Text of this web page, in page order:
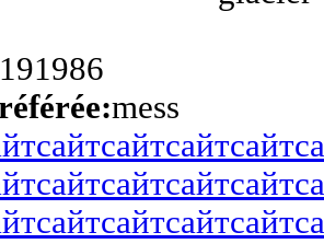
191986
mess
сайтсайтсайтсайт
сайтсайтсайтсайт
сайтсайтсайтсайт